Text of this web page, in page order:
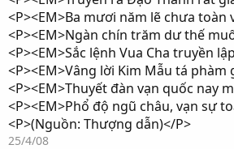
<P><EM>Ba mươi năm lẽ chưa toàn
<P><EM>Ngàn chín trăm dư thế
<P><EM>Sắc lệnh Vua Cha truyền
<P><EM>Vâng lời Kim Mẫu tá phàm
<P><EM>Thuyết đàn vạn quốc nay
<P><EM>Phổ độ ngũ châu, vạn sự
<P>(Nguồn: Thượng dẫn)</P>
25/4/08